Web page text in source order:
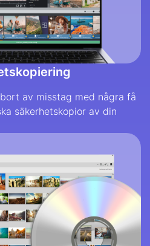
av misstag med några få
säkerhetskopior av din